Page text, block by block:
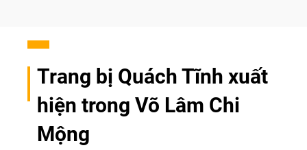
Trang bị Quách Tĩnh xuất
hiện trong Võ Lâm Chi
Mộng